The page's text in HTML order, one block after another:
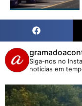
Siga-nos no
notícias em